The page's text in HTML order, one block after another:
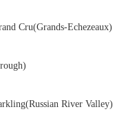
Cru(Grands-Echezeaux)
River Valley)